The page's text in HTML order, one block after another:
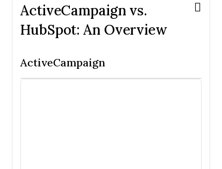
ActiveCampaign vs.
HubSpot: An Overview
ActiveCampaign